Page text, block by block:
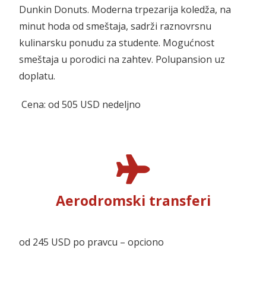
Dunkin Donuts. Moderna trpezarija koledža, na
minut hoda od smeštaja, sadrži raznovrsnu
kulinarsku ponudu za studente. Mogućnost
smeštaja u porodici na zahtev. Polupansion uz
doplatu.
Cena: od 505 USD nedeljno
Aerodromski transferi
od 245 USD po pravcu – opciono